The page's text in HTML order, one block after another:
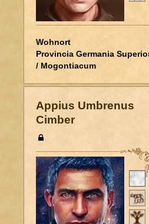
Ordo
Wohnort
Provincia Germania
/ Mogontiacum
Appius Umbrenus
Cimber
Pers. Status
Stand
Patria Potestas